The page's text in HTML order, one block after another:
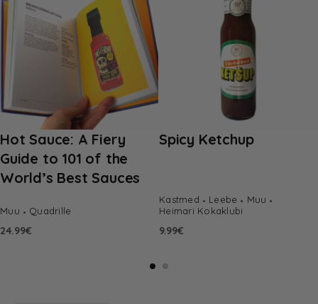
Hot Sauce: A Fiery
Guide to 101 of the
World’s Best Sauces
Muu Quadrille
24.99€
Spicy Ketchup
Kastmed Leebe
Muu
Heimari Kokaklubi
9.99€